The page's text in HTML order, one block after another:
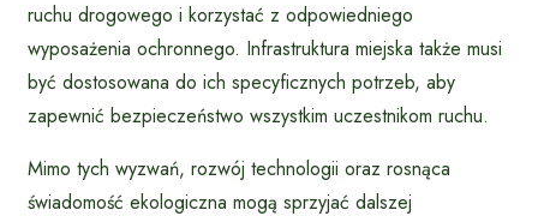
ruchu drogowego i korzystać z odpowiedniego
wyposażenia ochronnego. Infrastruktura miejska także musi
być dostosowana do ich specyficznych potrzeb, aby
zapewnić bezpieczeństwo wszystkim uczestnikom ruchu.
Mimo tych wyzwań, rozwój technologii oraz rosnąca
świadomość ekologiczna mogą sprzyjać dalszej